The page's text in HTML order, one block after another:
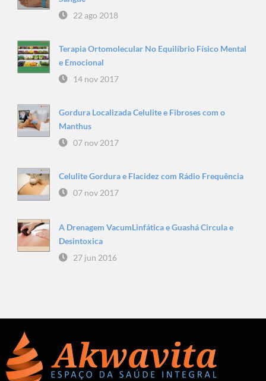
22 ago 2018
Terapia Ortomolecular No Equilíbrio Físico Mental
e Emocional
14 nov 2017
Gordura Localizada Celulite e Fibroses com o
Manthus
07 nov 2017
Celulite Gordura e Flacidez com Rádio Frequência
07 nov 2017
A Drenagem VacumLinfática e Guashá Circula e
Desintoxica
27 jun 2016